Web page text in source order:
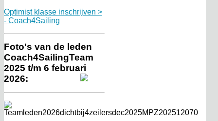
Optimist klasse inschrijven >
- Coach4Sailing
Foto's van de leden
Coach4SailingTeam
2025 t/m 6 februari
2026: